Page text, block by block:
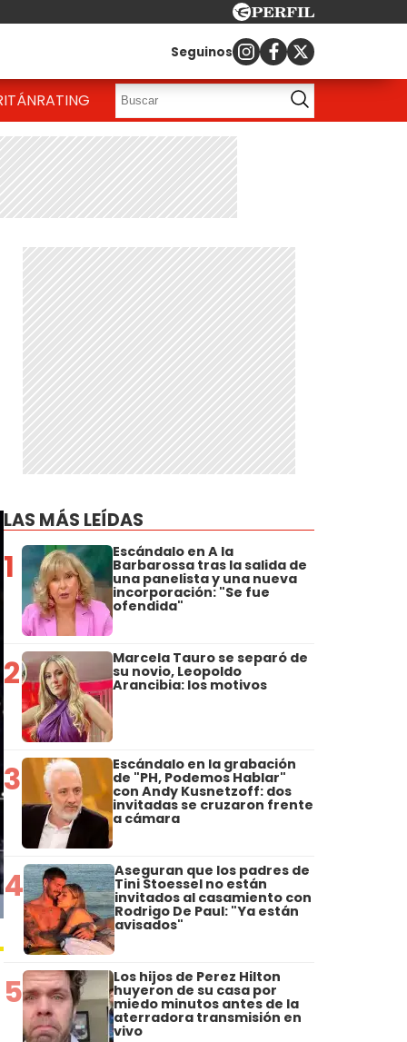
Seguinos
RATING
LAS MÁS LEÍDAS
1 Escándalo en A la
Barbarossa tras la salida de
una panelista y una nueva
incorporación: "Se fue
ofendida"
2 Marcela Tauro se separó de
su novio, Leopoldo
Arancibia: los motivos
3 Escándalo en la grabación
de "PH, Podemos Hablar"
con Andy Kusnetzoff: dos
invitadas se cruzaron frente
a cámara
4 Aseguran que los padres de
Tini Stoessel no están
invitados al casamiento con
Rodrigo De Paul: "Ya están
avisados"
5 Los hijos de Perez Hilton
huyeron de su casa por
miedo minutos antes de la
aterradora transmisión en
vivo